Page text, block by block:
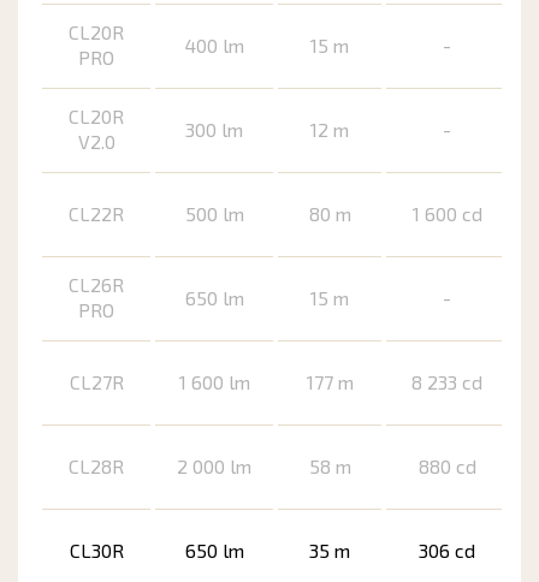
CL20R
PRO
400 lm 15 m -
CL20R
V2.0
300 lm 12 m -
CL22R 500 lm 80 m 1 600 cd
CL26R
PRO
650 lm 15 m -
CL27R 1 600 lm 177 m 8 233 cd
CL28R 2 000 lm 58 m 880 cd
CL30R 650 lm 35 m 306 cd